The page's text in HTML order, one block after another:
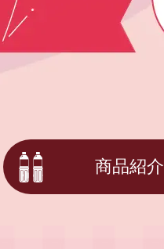
商品紹介